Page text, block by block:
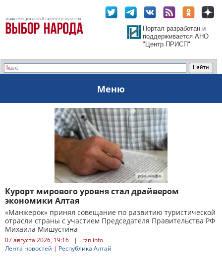
Портал разработан и
поддерживается АНО
"Центр ПРИСП"
Меню
Курорт мирового уровня стал драйвером
экономики Алтая
«Манжерок» принял совещание по развитию туристической
отрасли страны с участием Председателя Правительства РФ
Михаила Мишустина
07 августа 2026, 19:16 |
rzn.info
Лента новостей | Республика Алтай